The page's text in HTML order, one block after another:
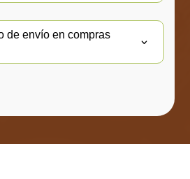
de envío en compras